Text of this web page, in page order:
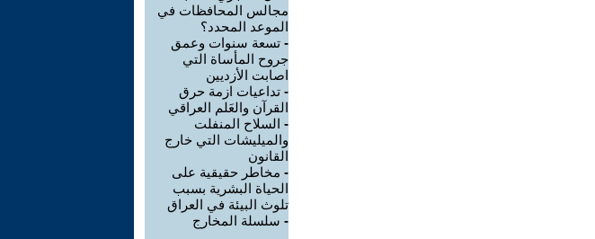
مجالس المحافظات في
الموعد المحدد؟
- تسعة سنوات وعمق
جروح المأساة التي
اصابت الأزديين
- تداعيات ازمة حرق
القرآن والعَلم العراقي
- السلاح المنفلت
والميليشات التي خارج
القانون
- مخاطر حقيقية على
الحياة البشرية بسبب
تلوث البيئة في العراق
- سلسلة المخارج